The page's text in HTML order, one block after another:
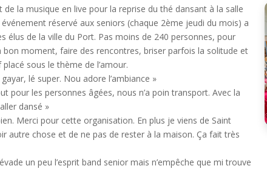
la musique en live pour la reprise du thé dansant à la salle
réservé aux seniors (chaque 2ème jeudi du mois) a
élus de la ville du Port. Pas moins de 240 personnes, pour
moment, faire des rencontres, briser parfois la solitude et
sous le thème de l’amour.
lé super. Nou adore l’ambiance »
pour les personnes âgées, nous n’a poin transport. Avec la
dansé »
Merci pour cette organisation. En plus je viens de Saint
autre chose et de ne pas de rester à la maison. Ça fait très
un peu l’esprit band senior mais n’empêche que mi trouve